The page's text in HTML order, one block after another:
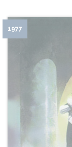
1977